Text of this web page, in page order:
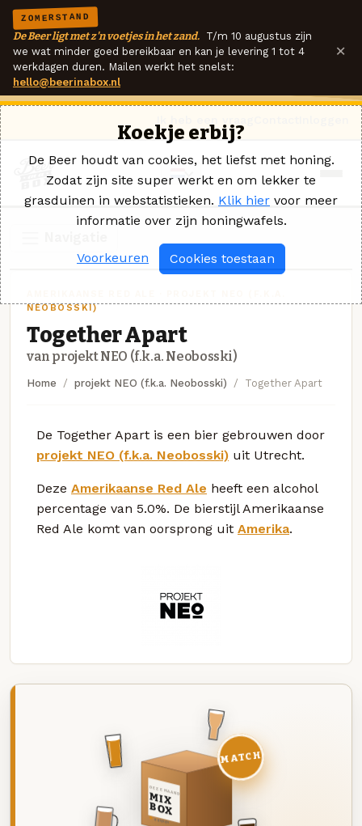
ZOMERSTAND
De Beer ligt met z'n voetjes in het zand. T/m 10 augustus zijn
we wat minder goed bereikbaar en kan je levering 1 tot 4
werkdagen duren. Mailen werkt het snelst:
hello@beerinabox.nl
×
NEOBOSSKI)
Together Apart
van projekt NEO (f.k.a. Neobosski)
Home projekt NEO (f.k.a. Neobosski) Together Apart
De Together Apart is een bier gebrouwen door
projekt NEO (f.k.a. Neobosski) uit Utrecht.
Deze Amerikaanse Red Ale heeft een alcohol
percentage van 5.0%. De bierstijl Amerikaanse
Red Ale komt van oorsprong uit Amerika.
DEZE MAAND
MIX
BOX
8 BIEREN
MATCH
Koekje erbij?
De Beer houdt van cookies, het liefst met honing.
Zodat zijn site super werkt en om lekker te
grasduinen in webstatistieken. Klik hier voor meer
informatie over zijn honingwafels.
Voorkeuren Cookies toestaan